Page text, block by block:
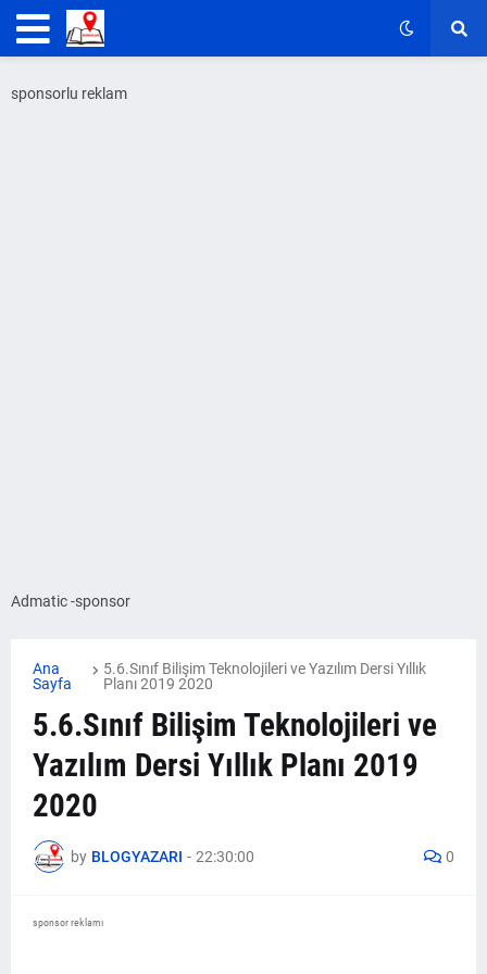
sponsorlu reklam
Admatic -sponsor
Ana
Sayfa
5.6.Sınıf Bilişim Teknolojileri ve Yazılım Dersi Yıllık
Planı 2019 2020
5.6.Sınıf Bilişim Teknolojileri ve
Yazılım Dersi Yıllık Planı 2019
2020
by BLOGYAZARI - 22:30:00 0
sponsor reklamı